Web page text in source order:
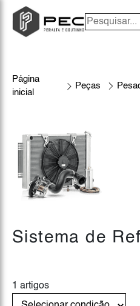
Página
inicial
Peças
Sistema de
1 artigos